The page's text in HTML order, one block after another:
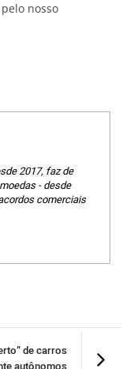
nosso
2017, faz de
- desde
comerciais
de carros